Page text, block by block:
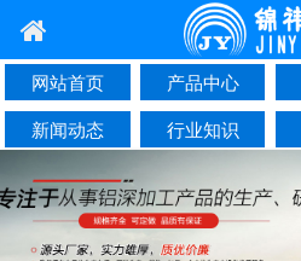
网站首页 产品中心
新闻动态
行业知识
联系我们